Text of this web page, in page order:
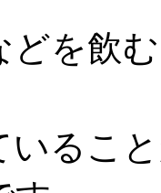
どを飲
いるこ